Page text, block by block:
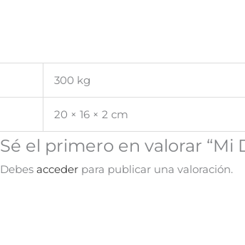
300 kg
20 × 16 × 2 cm
Sé el primero en valorar “Mi
Debes acceder para publicar una valoración.